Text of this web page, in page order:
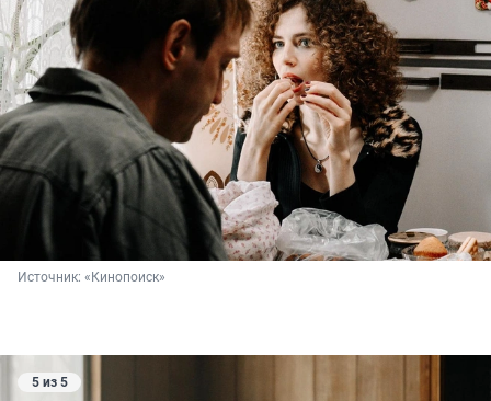
Источник: «Кинопоиск»
5 из 5